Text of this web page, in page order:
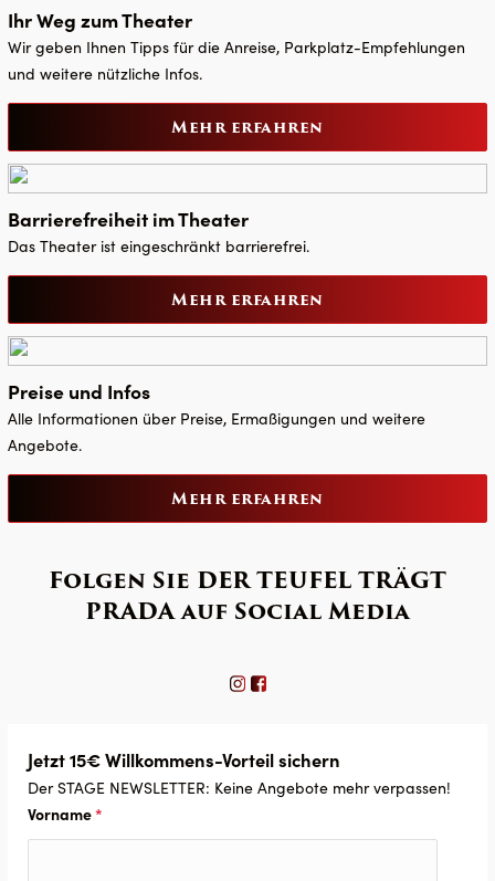
Ihr Weg zum Theater
Wir geben Ihnen Tipps für die Anreise, Parkplatz-Empfehlungen
und weitere nützliche Infos.
Mehr erfahren
Barrierefreiheit im Theater
Das Theater ist eingeschränkt barrierefrei.
Mehr erfahren
Preise und Infos
Alle Informationen über Preise, Ermaßigungen und weitere
Angebote.
Mehr erfahren
Folgen Sie DER TEUFEL TRÄGT
PRADA auf Social Media
Jetzt 15€ Willkommens-Vorteil sichern
Der STAGE NEWSLETTER: Keine Angebote mehr verpassen!
Vorname*